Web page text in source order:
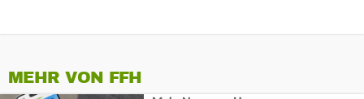
MEHR VON FFH